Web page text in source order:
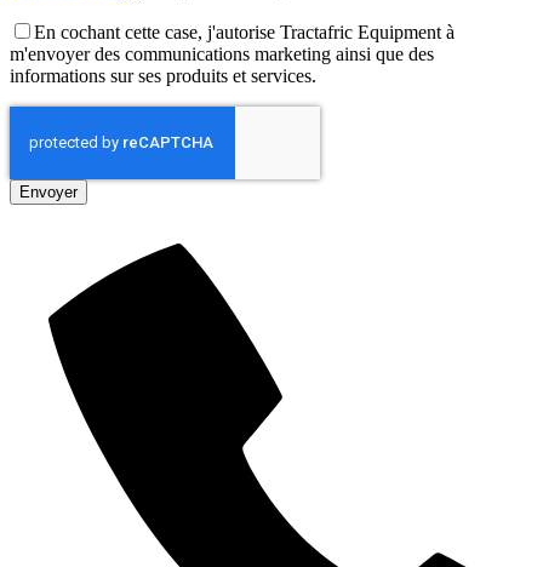
En cochant cette case, j'autorise Tractafric Equipment à
m'envoyer des communications marketing ainsi que des
informations sur ses produits et services.